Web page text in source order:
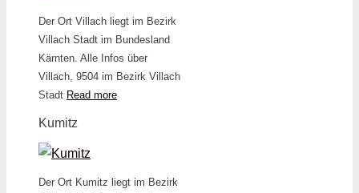
Der Ort Villach liegt im Bezirk
Villach Stadt im Bundesland
Kärnten. Alle Infos über
Villach, 9504 im Bezirk Villach
Stadt Read more
Kumitz
Der Ort Kumitz liegt im Bezirk